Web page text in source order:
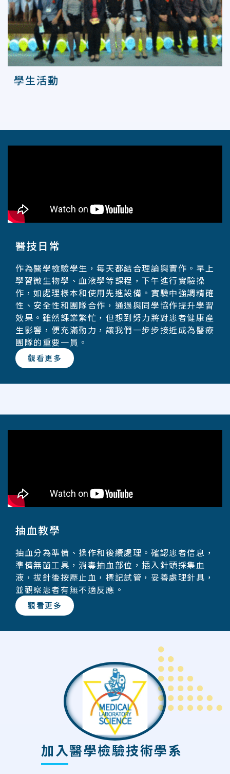
學生活動
醫技日常
作為醫學檢驗學生，每天都結合理論與實作。早上
學習微生物學、血液學等課程，下午進行實驗操
作，如處理樣本和使用先進設備。實驗中強調精確
性、安全性和團隊合作，通過與同學協作提升學習
效果。雖然課業繁忙，但想到努力將對患者健康產
生影響，便充滿動力，讓我們一步步接近成為醫療
團隊的重要一員。
觀看更多
抽血教學
抽血分為準備、操作和後續處理。確認患者信息，
準備無菌工具，消毒抽血部位，插入針頭採集血
液，拔針後按壓止血，標記試管，妥善處理針具，
並觀察患者有無不適反應。
觀看更多
加入醫學檢驗技術學系